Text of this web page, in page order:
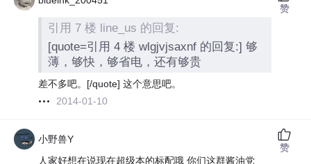
引用 7 楼 line_us 的回复:
[quote=引用 4 楼 wlgjvjsaxnf 的回复:] 够
薄，够快，够省电，还有够贵
差不多吧。[/quote] 这个意思吧。
2014-01-10
赞
小野兽Y
人家好想在说现在超级本的标配哦 你们这群酱油党
赞